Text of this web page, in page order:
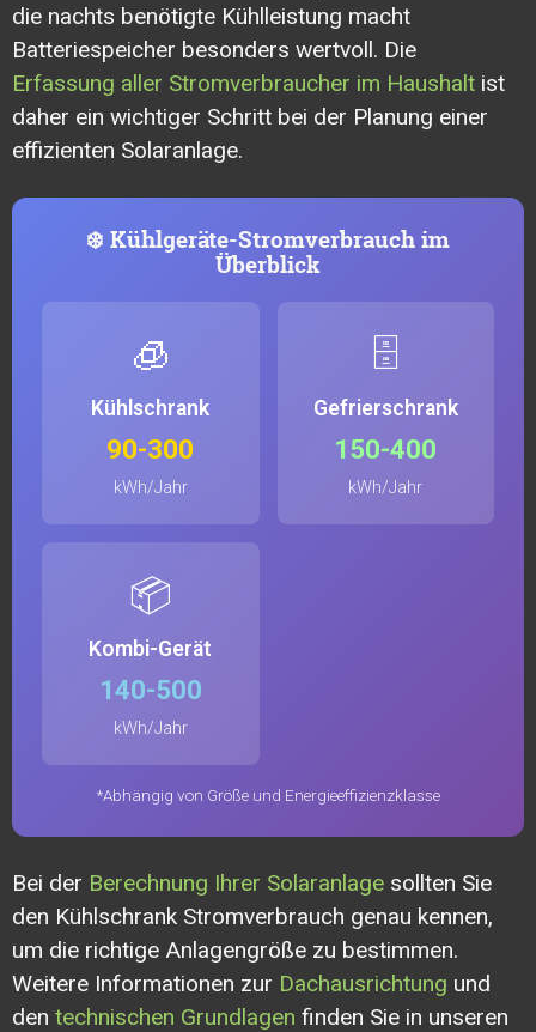
die nachts benötigte Kühlleistung macht
Batteriespeicher besonders wertvoll. Die
Erfassung aller Stromverbraucher im Haushalt ist
daher ein wichtiger Schritt bei der Planung einer
effizienten Solaranlage.
❄️ Kühlgeräte-Stromverbrauch im
Überblick
🧊
Kühlschrank
90-300
kWh/Jahr
🗄️
Gefrierschrank
150-400
kWh/Jahr
📦
Kombi-Gerät
140-500
kWh/Jahr
*Abhängig von Größe und Energieeffizienzklasse
Bei der Berechnung Ihrer Solaranlage sollten Sie
den Kühlschrank Stromverbrauch genau kennen,
um die richtige Anlagengröße zu bestimmen.
Weitere Informationen zur Dachausrichtung und
den technischen Grundlagen finden Sie in unseren